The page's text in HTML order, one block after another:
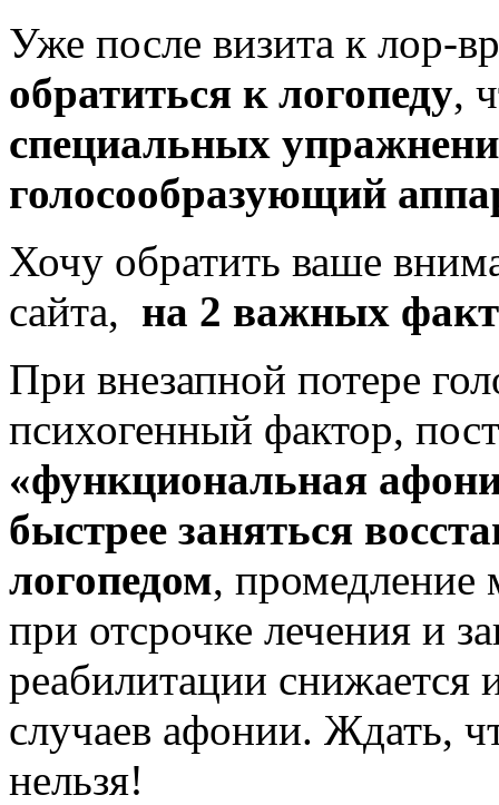
Уже после визита к лор-
обратиться к логопеду,
специальных
голосообразующий
Хочу обратить ваше
сайта, на 2 важных
При внезапной потере
психогенный фактор,
«функциональная
быстрее заняться
логопедом, промедление
при отсрочке лечения и
реабилитации снижается
случаев афонии. Ждать,
нельзя!